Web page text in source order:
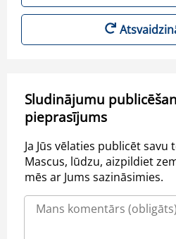
Sludinājumu
pieprasījums
Ja Jūs vēlaties publicēt
Mascus, lūdzu, aizpildiet
mēs ar Jums sazināsimies.